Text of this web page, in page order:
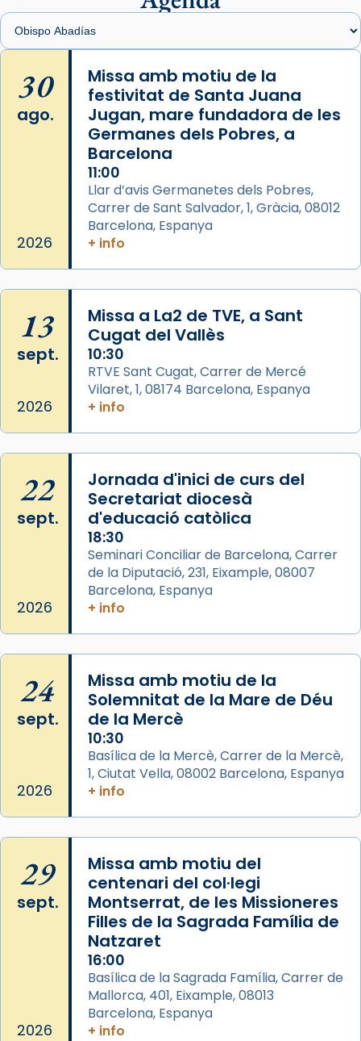
de Barcelona.
2 weeks ago
Aquest dilluns, 27 de juliol, ha tingut lloc la
missa d’acció de gràcies en agraïment al
comitè organitzador de la visita apostòlica
del Sant Pare Lleó XIV a Barcelona, i als
col·laboradors, a la Catedral de Barcelona.
L’arquebisbe de Barcelona, el cardenal Joan
Josep Omella, ha presidit la missa i l’ha
concelebrat el bisbe auxiliar de Barcelona,
Mons. David Abadías.
📸 Dr. G. Simón
View on Facebook · Share
Arquebisbat de Barcelona
Memòria de les santes Juliana i
Semproniana, verges i màrtirs.
Acompanyant la història de sant Cugat, a
partir de l’Edat Mitjana sorgeix la tradició
que les santes Juliana (“relatiu a Júlia”) i
Semproniana (“relatiu a Semprònia =
eterna”) són deixebles seves. I l’any 1667, el
frare Joan Gaspar Roig, afirma en una obra
Foto
View on Facebook · Share
30
ago.
2026
Missa amb motiu de la
festivitat de Santa Juana
Jugan, mare fundadora de les
Germanes dels Pobres, a
Barcelona
11:00
Llar d’avis Germanetes dels Pobres,
Carrer de Sant Salvador, 1, Gràcia, 08012
Barcelona, Espanya
+ info
13
sept.
2026
Missa a La2 de TVE, a Sant
Cugat del Vallès
10:30
RTVE Sant Cugat, Carrer de Mercé
Vilaret, 1, 08174 Barcelona, Espanya
+ info
22
sept.
2026
Jornada d'inici de curs del
Secretariat diocesà
d'educació catòlica
18:30
Seminari Conciliar de Barcelona, Carrer
de la Diputació, 231, Eixample, 08007
Barcelona, Espanya
+ info
24
sept.
2026
Missa amb motiu de la
Solemnitat de la Mare de Déu
de la Mercè
10:30
Basílica de la Mercè, Carrer de la Mercè,
1, Ciutat Vella, 08002 Barcelona, Espanya
+ info
29
sept.
2026
Missa amb motiu del
centenari del col·legi
Montserrat, de les Missioneres
Filles de la Sagrada Família de
Natzaret
16:00
Basílica de la Sagrada Família, Carrer de
Mallorca, 401, Eixample, 08013
Barcelona, Espanya
+ info